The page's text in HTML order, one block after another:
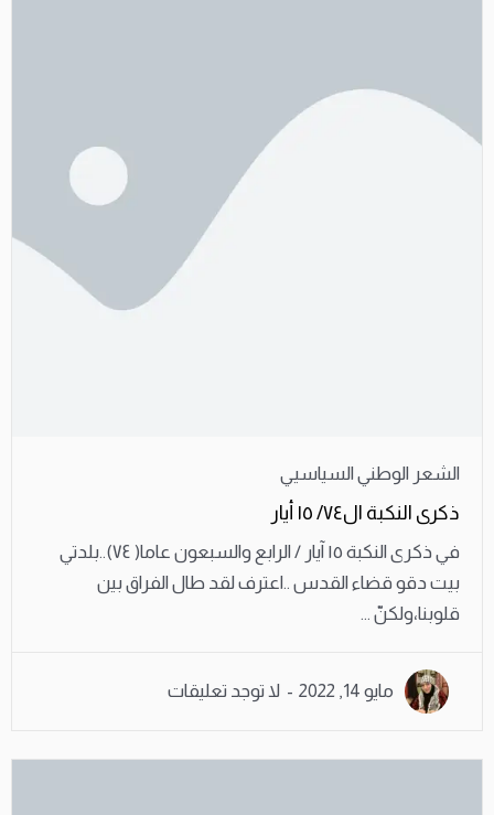
الشعر الوطني السياسيي
ذكرى النكبة ال٧٤/ ١٥ أيار
في ذكرى النكبة ١٥ آيار / الرابع والسبعون عاما( ٧٤)..بلدتي
بيت دقو قضاء القدس ..اعترف لقد طال الفراق بين
قلوبنا،ولكنّ ...
مايو 14, 2022 لا توجد تعليقات